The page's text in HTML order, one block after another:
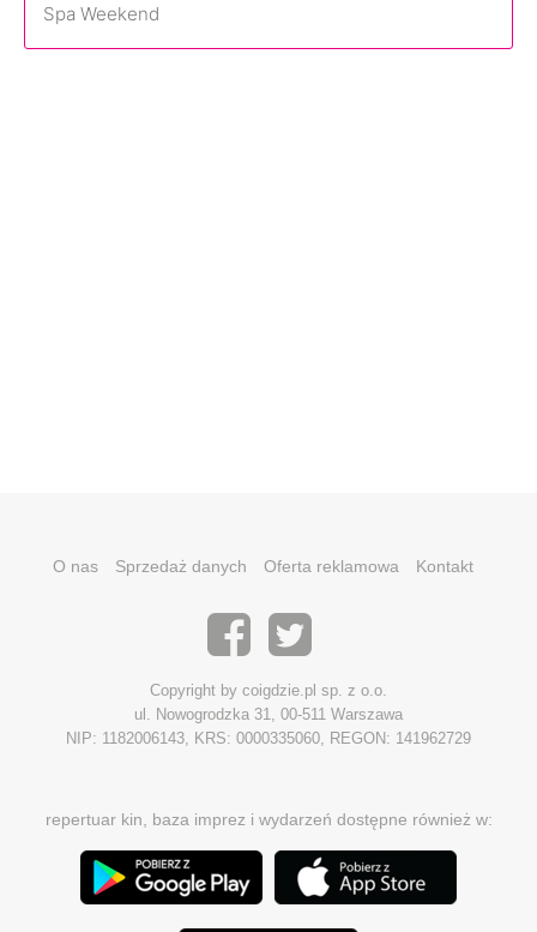
Spa Weekend
O nas Sprzedaż danych Oferta reklamowa Kontakt
Copyright by coigdzie.pl sp. z o.o.
ul. Nowogrodzka 31, 00-511 Warszawa
NIP: 1182006143, KRS: 0000335060, REGON: 141962729
repertuar kin, baza imprez i wydarzeń dostępne również w: